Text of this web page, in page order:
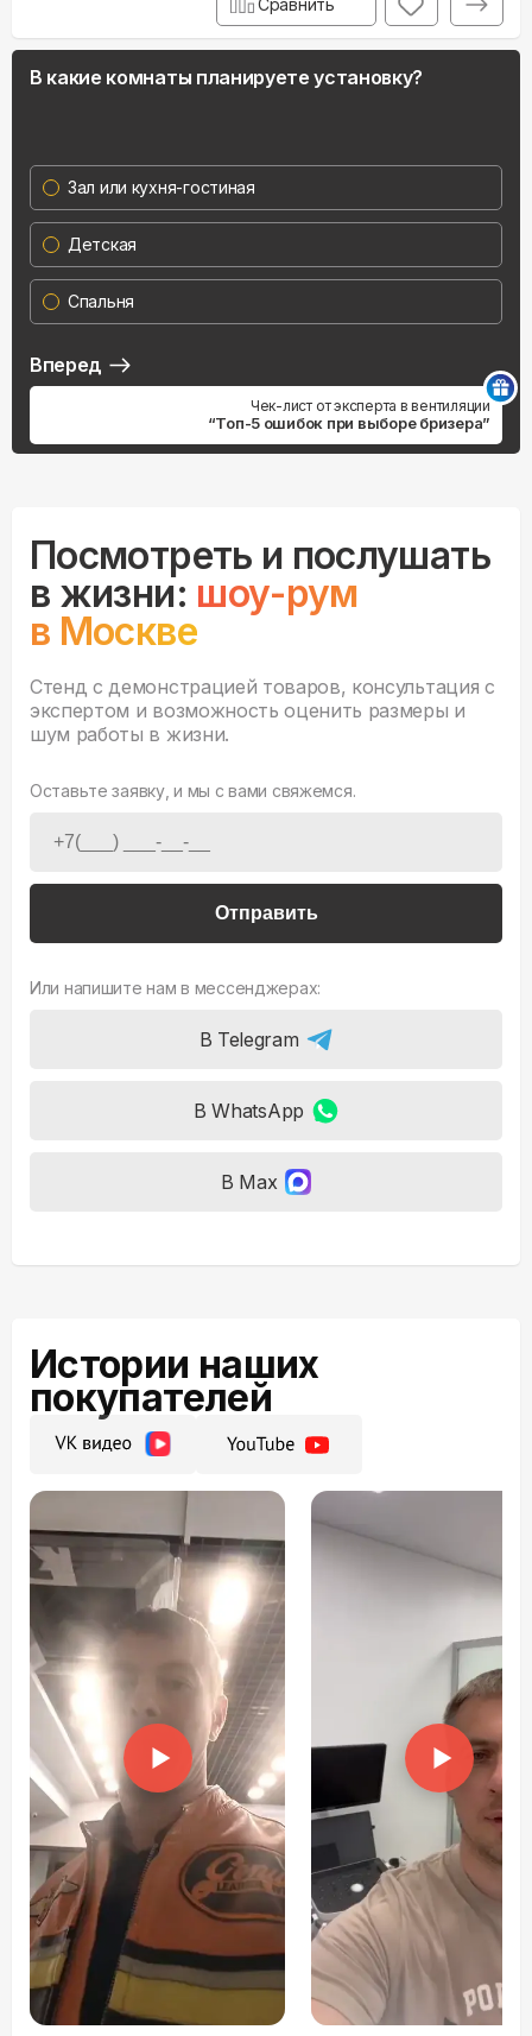
Сравнить
В какие комнаты планируете установку?
Зал или кухня-гостиная
Детская
Спальня
Вперед
Чек-лист от эксперта в вентиляции
“Топ-5 ошибок при выборе бризера”
Посмотреть и послушать
в жизни: шоу-рум
в Москве
Стенд с демонстрацией товаров, консультация с
экспертом и возможность оценить размеры и
шум работы в жизни.
Оставьте заявку, и мы с вами свяжемся.
Отправить
Или напишите нам в мессенджерах:
В Telegram
В WhatsApp
В Max
Истории наших
покупателей